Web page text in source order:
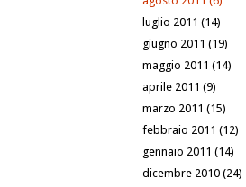
luglio 2011 (14)
giugno 2011 (19)
maggio 2011 (14)
aprile 2011 (9)
marzo 2011 (15)
febbraio 2011 (12)
gennaio 2011 (14)
dicembre 2010 (24)